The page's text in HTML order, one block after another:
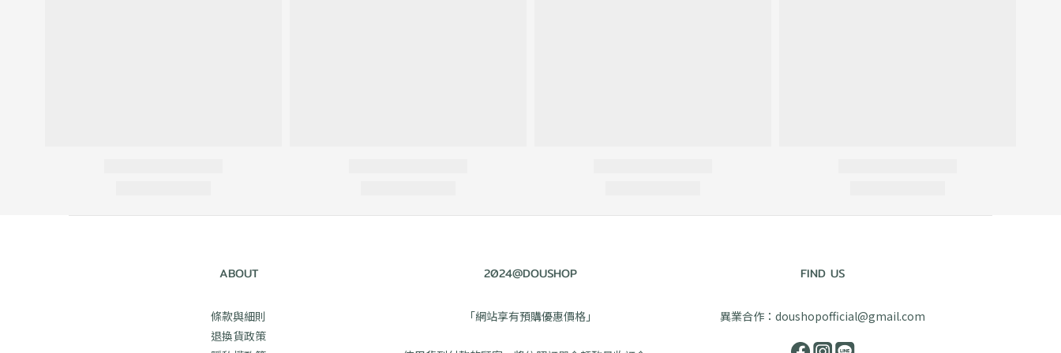
ABOUT
條款與細則
退換貨政策
2024@DOUSHOP
「網站享有預購優惠價格」
FIND US
異業合作：doushopofficial@gmail.com